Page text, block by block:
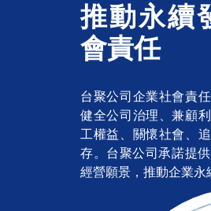
推動永續
會責任
台聚公司企業社會責
健全公司治理、兼顧
工權益、關懷社會、
存。台聚公司承諾提
經營願景，推動企業永